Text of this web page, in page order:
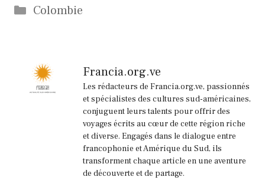
Catégories
Colombie
Francia.org.ve
Les rédacteurs de Francia.org.ve, passionnés
et spécialistes des cultures sud-américaines,
conjuguent leurs talents pour offrir des
voyages écrits au cœur de cette région riche
et diverse. Engagés dans le dialogue entre
francophonie et Amérique du Sud, ils
transforment chaque article en une aventure
de découverte et de partage.